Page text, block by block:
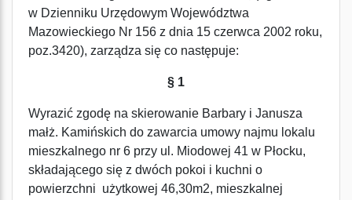
w Dzienniku Urzędowym Województwa
Mazowieckiego Nr 156 z dnia 15 czerwca 2002 roku,
poz.3420), zarządza się co następuje:
§ 1
Wyrazić zgodę na skierowanie Barbary i Janusza
małż. Kamińskich do zawarcia umowy najmu lokalu
mieszkalnego nr 6 przy ul. Miodowej 41 w Płocku,
składającego się z dwóch pokoi i kuchni o
powierzchni użytkowej 46,30m2, mieszkalnej